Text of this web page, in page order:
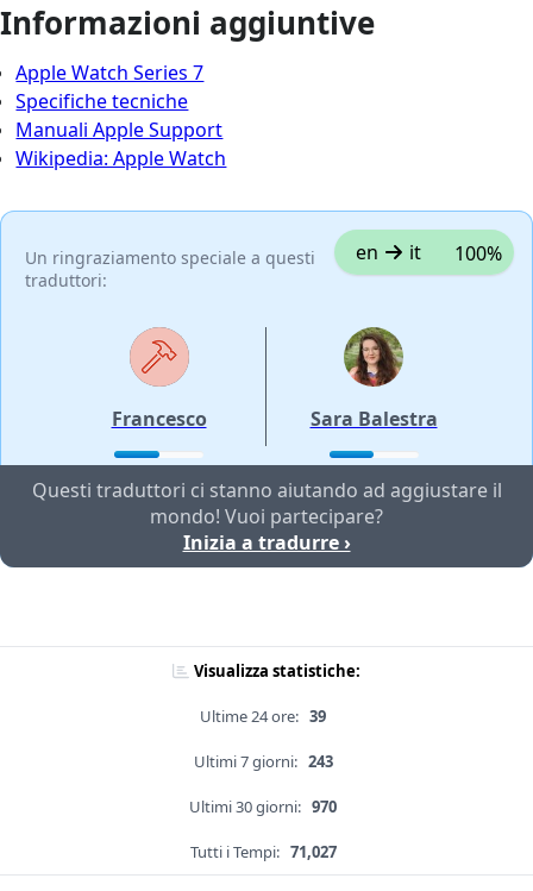
Informazioni aggiuntive
Apple Watch Series 7
Specifiche tecniche
Manuali Apple Support
Wikipedia: Apple Watch
Un ringraziamento speciale a questi
traduttori:
en it 100%
Francesco Sara Balestra
Questi traduttori ci stanno aiutando ad aggiustare il
mondo! Vuoi partecipare?
Inizia a tradurre ›
Visualizza statistiche:
Ultime 24 ore: 39
Ultimi 7 giorni: 243
Ultimi 30 giorni: 970
Tutti i Tempi: 71,027